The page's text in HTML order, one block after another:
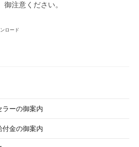
注意ください。
ロード
ラーの御案内
付金の御案内